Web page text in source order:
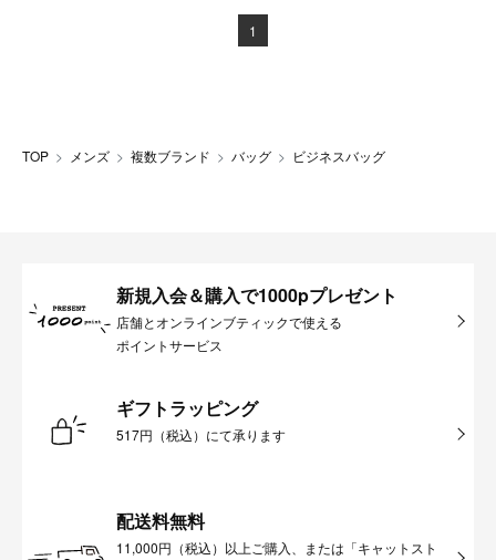
1
TOP メンズ 複数ブランド バッグ ビジネスバッグ
新規入会＆購入で1000pプレゼント
店舗とオンラインブティックで使える
ポイントサービス
ギフトラッピング
517円（税込）にて承ります
配送料無料
11,000円（税込）以上ご購入、または「キャットスト